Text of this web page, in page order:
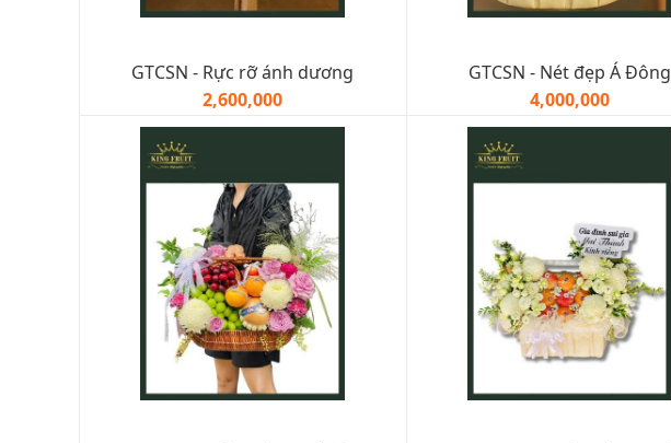
GTCSN - Rực rỡ ánh dương
2,600,000
GTCSN - Nét đẹp Á Đông
4,000,000